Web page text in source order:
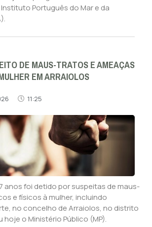
Português do Mar e da
DE MAUS-TRATOS E AMEAÇAS
EM ARRAIOLOS
11:25
anos foi detido por suspeitas de maus-
e físicos à mulher, incluindo
no concelho de Arraiolos, no distrito
hoje o Ministério Público (MP).